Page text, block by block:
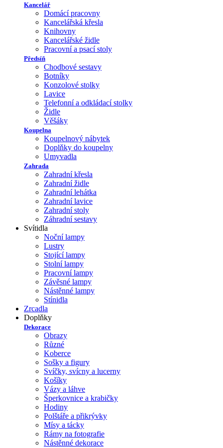
Kancelář
Domácí pracovny
Kancelářská křesla
Knihovny
Kancelářské židle
Pracovní a psací stoly
Předsíň
Chodbové sestavy
Botníky
Konzolové stolky
Lavice
Telefonní a odkládací stolky
Židle
Věšáky
Koupelna
Koupelnový nábytek
Doplňky do koupelny
Umyvadla
Zahrada
Zahradní křesla
Zahradní židle
Zahradní lehátka
Zahradní lavice
Zahradní stoly
Záhradní sestavy
Svítidla
Noční lampy
Lustry
Stojící lampy
Stolní lampy
Pracovní lampy
Závěsné lampy
Nástěnné lampy
Stínidla
Zrcadla
Doplňky
Dekorace
Obrazy
Různé
Koberce
Sošky a figury
Svíčky, svícny a lucerny
Košíky
Vázy a láhve
Šperkovnice a krabičky
Hodiny
Polštáře a přikrývky
Mísy a tácky
Rámy na fotografie
Nástěnné dekorace